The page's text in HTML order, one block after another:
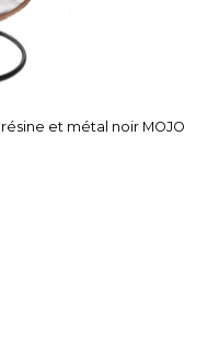
et métal noir MOJO